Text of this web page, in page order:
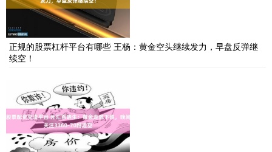
正规的股票杠杆平台有哪些 王杨：黄金空头继续发力，早盘反弹继
续空！